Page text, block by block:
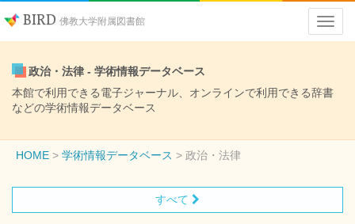
BIRD 佛教大学附属図書館
政治・法律 - 学術情報データベース
本館で利用できる電子ジャーナル、オンラインで利用できる辞書
などの学術情報データベース
HOME 学術情報データベース 政治・法律
すべて